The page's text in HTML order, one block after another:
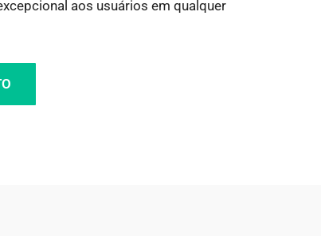
aos usuários em qualquer